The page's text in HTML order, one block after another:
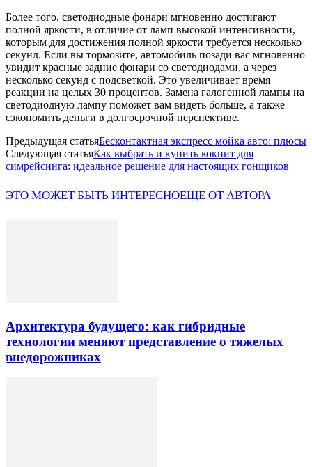
Более того, светодиодные фонари мгновенно достигают
полной яркости, в отличие от ламп высокой интенсивности,
которым для достижения полной яркости требуется несколько
секунд. Если вы тормозите, автомобиль позади вас мгновенно
увидит красные задние фонари со светодиодами, а через
несколько секунд с подсветкой. Это увеличивает время
реакции на целых 30 процентов. Замена галогенной лампы на
светодиодную лампу поможет вам видеть больше, а также
сэкономить деньги в долгосрочной перспективе.
Предыдущая статьяБесконтактная экспресс мойка авто: плюсы
Следующая статьяКак выбрать и купить кокпит для
симрейсинга: идеальное решение для настоящих гонщиков
ЭТО МОЖЕТ БЫТЬ ИНТЕРЕСНОЕЩЕ ОТ АВТОРА
Архитектура будущего: как гибридные
технологии меняют представление о тяжелых
внедорожниках